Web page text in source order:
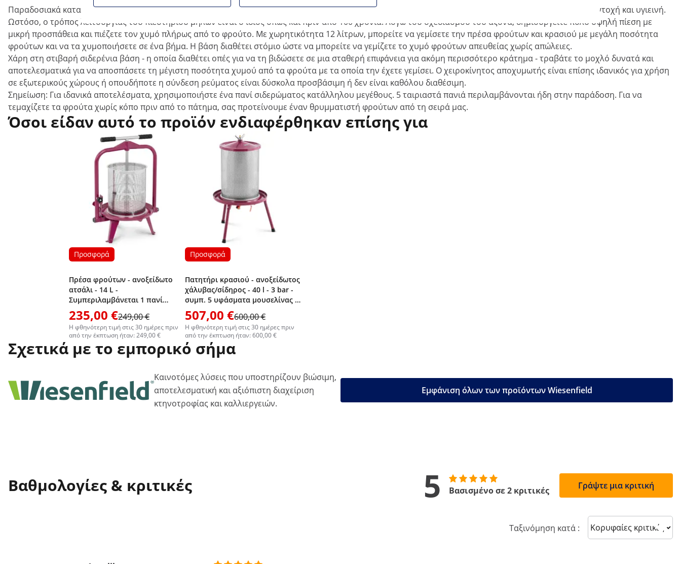
Παραδοσιακά κατασκευασμένο από ξύλο και σίδερο, το καλάθι φρούτων αυτής της πρέσας φρούτων είναι κατασκευασμένο από ανοξείδωτο ατσάλι για αντοχή και υγιεινή.
Ωστόσο, ο τρόπος λειτουργίας του πιεστηρίου μήλων είναι ο ίδιος όπως και πριν από 100 χρόνια: Λόγω του σχεδιασμού του άξονα, δημιουργείτε πολύ υψηλή πίεση με
μικρή προσπάθεια και πιέζετε τον χυμό πλήρως από το φρούτο. Με χωρητικότητα 12 λίτρων, μπορείτε να γεμίσετε την πρέσα φρούτων και κρασιού με μεγάλη ποσότητα
φρούτων και να τα χυμοποιήσετε σε ένα βήμα. Η βάση διαθέτει στόμιο ώστε να μπορείτε να γεμίζετε το χυμό φρούτων απευθείας χωρίς απώλειες.
Χάρη στη στιβαρή σιδερένια βάση - η οποία διαθέτει οπές για να τη βιδώσετε σε μια σταθερή επιφάνεια για ακόμη περισσότερο κράτημα - τραβάτε το μοχλό δυνατά και
αποτελεσματικά για να αποσπάσετε τη μέγιστη ποσότητα χυμού από τα φρούτα με τα οποία την έχετε γεμίσει. Ο χειροκίνητος αποχυμωτής είναι επίσης ιδανικός για χρήση
σε εξωτερικούς χώρους ή οπουδήποτε η σύνδεση ρεύματος είναι δύσκολα προσβάσιμη ή δεν είναι καθόλου διαθέσιμη.
Σημείωση: Για ιδανικά αποτελέσματα, χρησιμοποιήστε ένα πανί σιδερώματος κατάλληλου μεγέθους. 5 ταιριαστά πανιά περιλαμβάνονται ήδη στην παράδοση. Για να
τεμαχίζετε τα φρούτα χωρίς κόπο πριν από το πάτημα, σας προτείνουμε έναν θρυμματιστή φρούτων από τη σειρά μας.
Όσοι είδαν αυτό το προϊόν ενδιαφέρθηκαν επίσης για
Προσφορά
Πρέσα φρούτων - ανοξείδωτο
ατσάλι - 14 L -
Συμπεριλαμβάνεται 1 πανί
πρέσας -Wiesenfield
235,00 €249,00 €
Η φθηνότερη τιμή στις 30 ημέρες πριν
από την έκπτωση ήταν: 249,00 €
Προσφορά
Πατητήρι κρασιού - ανοξείδωτος
χάλυβας/σίδηρος - 40 l - 3 bar -
συμπ. 5 υφάσματα μουσελίνας -
Wiesenfield
507,00 €600,00 €
Η φθηνότερη τιμή στις 30 ημέρες πριν
από την έκπτωση ήταν: 600,00 €
Σχετικά με το εμπορικό σήμα
Καινοτόμες λύσεις που υποστηρίζουν βιώσιμη,
αποτελεσματική και αξιόπιστη διαχείριση
κτηνοτροφίας και καλλιεργειών.
Εμφάνιση όλων των προϊόντων Wiesenfield
Βαθμολογίες & κριτικές 5 Βασισμένο σε 2 κριτικές Γράψτε μια κριτική
Ταξινόμηση κατά : Sort reviews